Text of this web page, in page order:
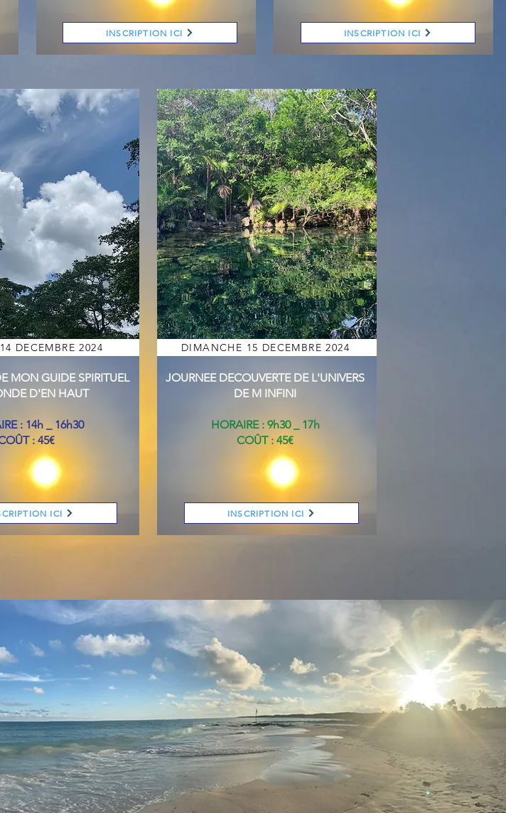
INSCRIPTION ICI INSCRIPTION ICI
ICI
MON GUIDE SPIRITUEL
D'EN HAUT
: 14h _ 16h30
: 45€
DECEMBRE 2024
JOURNEE DECOUVERTE DE L'UNIVERS
DE M INFINI
HORAIRE : 9h30 _ 17h
COÛT : 45€
DIMANCHE 15 DECEMBRE 2024
INSCRIPTION ICI